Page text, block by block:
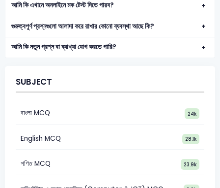
আমি কি এখানে অনলাইনে মক টেস্ট দিতে পারব?
গুরুত্বপূর্ণ প্রশ্নগুলো আলাদা করে রাখার কোনো ব্যবস্থা আছে কি?
আমি কি নতুন প্রশ্ন বা ব্যাখ্যা যোগ করতে পারি?
SUBJECT
বাংলা MCQ 24k
English MCQ 28.1k
গণিত MCQ 23.9k